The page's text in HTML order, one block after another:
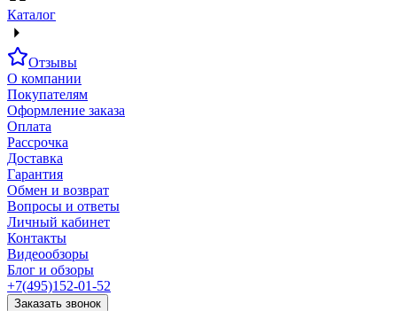
Каталог
Отзывы
О компании
Покупателям
Оформление заказа
Оплата
Рассрочка
Доставка
Гарантия
Обмен и возврат
Вопросы и ответы
Личный кабинет
Контакты
Видеообзоры
Блог и обзоры
+7(495)152-01-52
Заказать звонок